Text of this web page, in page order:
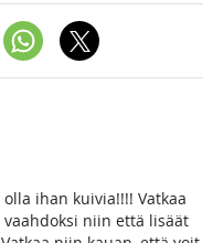
ihan kuivia!!!! Vatkaa
niin että lisäät